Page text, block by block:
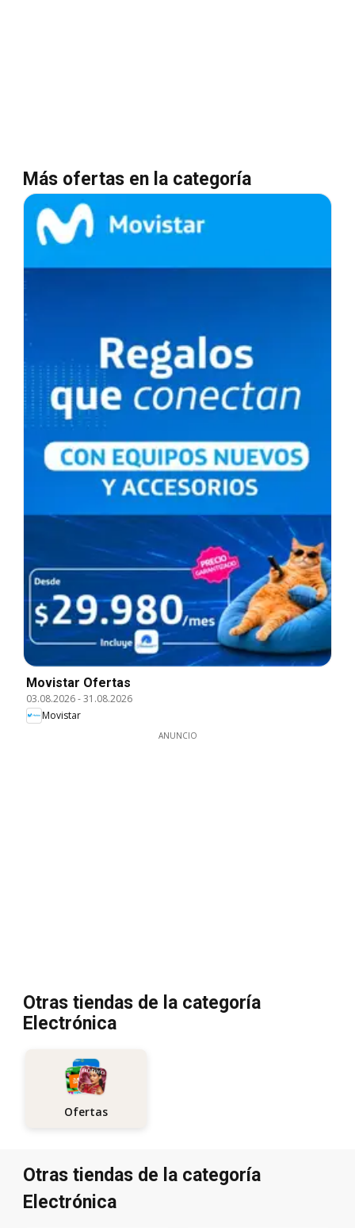
Más ofertas en la categoría
Movistar Ofertas
03.08.2026-31.08.2026
Movistar
ANUNCIO
Otras tiendas de la categoría
Electrónica
Ofertas
Otras tiendas de la categoría
Electrónica